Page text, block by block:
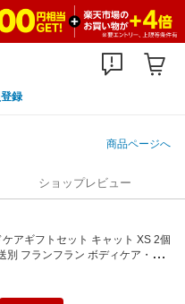
録
商品ページへ
ショップレビュー
アギフトセット キャット XS 2個
別 フランフラン ボディケア・オ
ク